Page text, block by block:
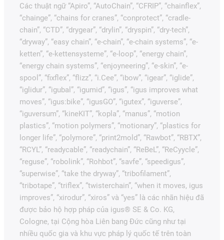
Các thuật ngữ “Apiro”, “AutoChain”, “CFRIP”, “chainflex”,
“chainge”, “chains for cranes”, “conprotect”, “cradle-
chain”, “CTD”, “drygear”, “drylin”, “dryspin”, “dry-tech”,
“dryway”, “easy chain”, “e-chain”, “e-chain systems”, “e-
ketten”, “e-kettensysteme”, “e-loop”, “energy chain”,
“energy chain systems”, “enjoyneering”, “e-skin”, “e-
spool”, “fixflex”, “flizz”, “i.Cee”, “ibow”, “igear”, “iglide”,
“iglidur”, “igubal”, “igumid”, “igus”, “igus improves what
moves”, “igus:bike”, “igusGO”, “igutex”, “iguverse”,
“iguversum”, “kineKIT”, “kopla”, “manus”, “motion
plastics”, “motion polymers”, “motionary”, “plastics for
longer life”, “polymore”, “print2mold”, “Rawbot”, “RBTX”,
“RCYL”, “readycable”, “readychain”, “ReBeL”, “ReCyycle”,
“reguse”, “robolink”, “Rohbot”, “savfe”, “speedigus”,
“superwise”, “take the dryway”, “tribofilament”,
“tribotape”, “triflex”, “twisterchain”, “when it moves, igus
improves”, “xirodur”, “xiros” và “yes” là các nhãn hiệu đã
được bảo hộ hợp pháp của igus® SE & Co. KG,
Cologne, tại Cộng hòa Liên bang Đức cũng như tại
nhiều quốc gia và khu vực pháp lý quốc tế trên toàn